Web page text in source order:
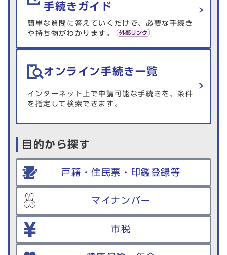
手続きガイド
簡単な質問に答えていくだけで、必要な手続き
や持ち物がわかります。
オンライン手続き一覧
インターネット上で申請可能な手続きを、条件
を指定して検索できます。
目的から探す
戸籍・住民票・印鑑登録等
マイナンバー
市税